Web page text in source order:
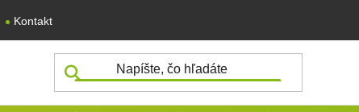
Kontakt